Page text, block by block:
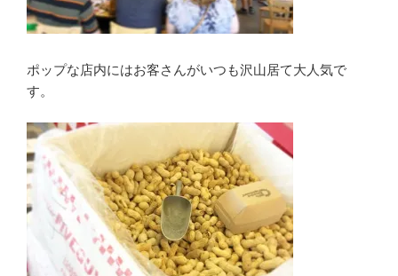
ポップな店内にはお客さんがいつも沢山居て大人気で
す。